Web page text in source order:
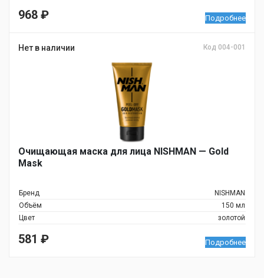
968 ₽ Подробнее
Нет в наличии Код 004-001
Очищающая маска для лица NISHMAN — Gold
Mask
Бренд
NISHMAN
Объём
150 мл
Цвет
золотой
581 ₽ Подробнее